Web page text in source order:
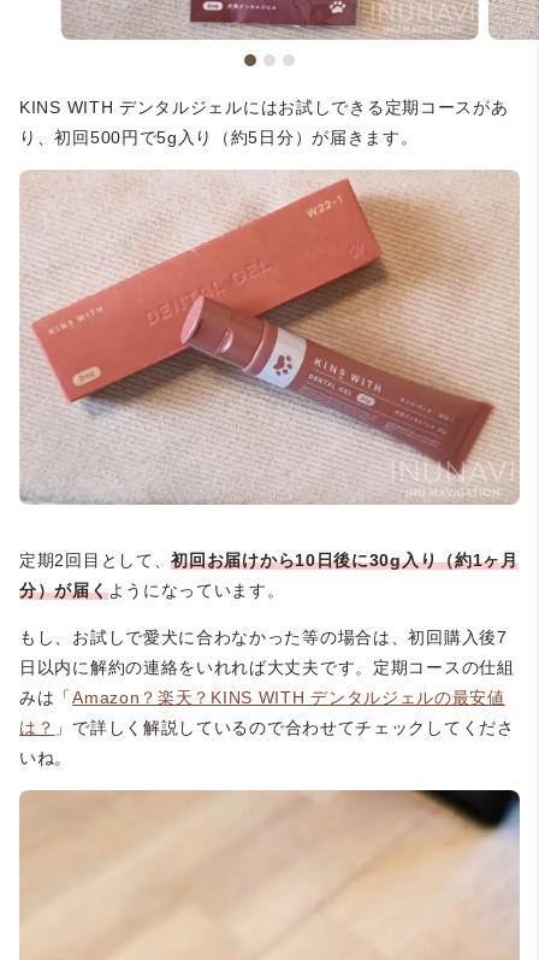
KINS WITH デンタルジェルにはお試しできる定期コースがあ
り、初回500円で5g入り（約5日分）が届きます。
定期2回目として、初回お届けから10日後に30g入り（約1ヶ月
分）が届くようになっています。
もし、お試しで愛犬に合わなかった等の場合は、初回購入後7
日以内に解約の連絡をいれれば大丈夫です。定期コースの仕組
みは「Amazon？楽天？KINS WITH デンタルジェルの最安値
は？ 」で詳しく解説しているので合わせてチェックしてくださ
いね。